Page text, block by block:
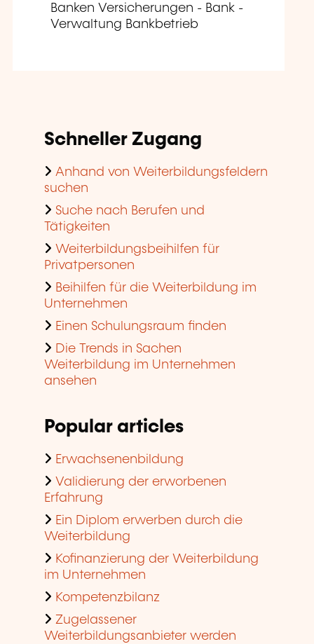
Banken Versicherungen - Bank -
Verwaltung Bankbetrieb
Schneller Zugang
Anhand von Weiterbildungsfeldern
suchen
Suche nach Berufen und
Tätigkeiten
Weiterbildungsbeihilfen für
Privatpersonen
Beihilfen für die Weiterbildung im
Unternehmen
Einen Schulungsraum finden
Die Trends in Sachen
Weiterbildung im Unternehmen
ansehen
Popular articles
Erwachsenenbildung
Validierung der erworbenen
Erfahrung
Ein Diplom erwerben durch die
Weiterbildung
Kofinanzierung der Weiterbildung
im Unternehmen
Kompetenzbilanz
Zugelassener
Weiterbildungsanbieter werden